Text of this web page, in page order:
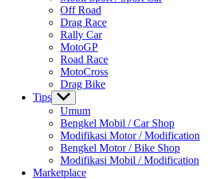
Off Road
Drag Race
Rally Car
MotoGP
Road Race
MotoCross
Drag Bike
Tips Show
sub
menu
Umum
Bengkel Mobil / Car Shop
Modifikasi Motor / Modification
Bengkel Motor / Bike Shop
Modifikasi Mobil / Modification
Marketplace